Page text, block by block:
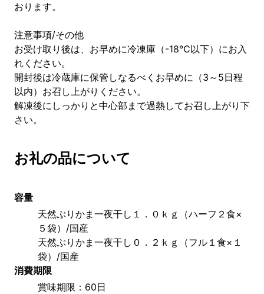
おります。
注意事項/その他
お受け取り後は、お早めに冷凍庫（-18℃以下）にお入
れください。
開封後は冷蔵庫に保管しなるべくお早めに（3～5日程
以内）お召し上がりください。
解凍後にしっかりと中心部まで過熱してお召し上がり下
さい。
お礼の品について
容量
天然ぶりかま一夜干し１．０ｋｇ（ハーフ２食×
５袋）/国産
天然ぶりかま一夜干し０．２ｋｇ（フル１食×１
袋）/国産
消費期限
賞味期限：60日